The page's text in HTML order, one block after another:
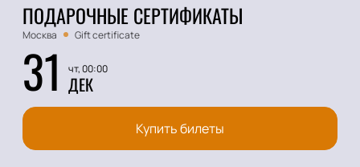
ПОДАРОЧНЫЕ СЕРТИФИКАТЫ
Москва Gift certificate
31 чт, 00:00
ДЕК
Купить билеты